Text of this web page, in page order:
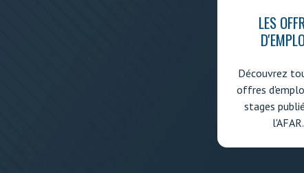
LES
Découvrez
offres
stages
l'AFAR.